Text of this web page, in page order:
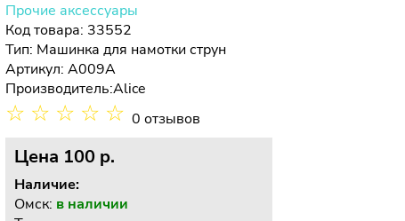
Прочие аксессуары
Код товара: 33552
Тип: Машинка для намотки струн
Артикул: A009A
Производитель:Alice
☆ ☆ ☆ ☆ ☆ 0 отзывов
Цена 100 p.
Наличие:
Омск: в наличии